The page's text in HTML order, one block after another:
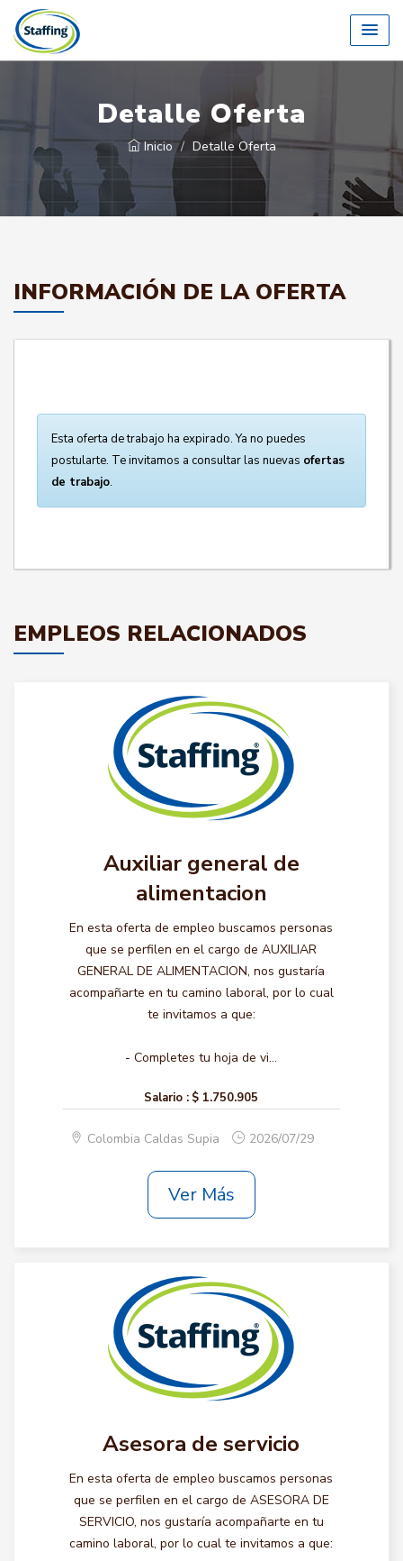
Detalle Oferta
Inicio Detalle Oferta
INFORMACIÓN DE LA OFERTA
Esta oferta de trabajo ha expirado. Ya no puedes
postularte. Te invitamos a consultar las nuevas ofertas
de trabajo.
EMPLEOS RELACIONADOS
Auxiliar general de
alimentacion
En esta oferta de empleo buscamos personas
que se perfilen en el cargo de AUXILIAR
GENERAL DE ALIMENTACION, nos gustaría
acompañarte en tu camino laboral, por lo cual
te invitamos a que:
- Completes tu hoja de vi...
Salario : $ 1.750.905
Colombia Caldas Supia 2026/07/29
Ver Más
Asesora de servicio
En esta oferta de empleo buscamos personas
que se perfilen en el cargo de ASESORA DE
SERVICIO, nos gustaría acompañarte en tu
camino laboral, por lo cual te invitamos a que: